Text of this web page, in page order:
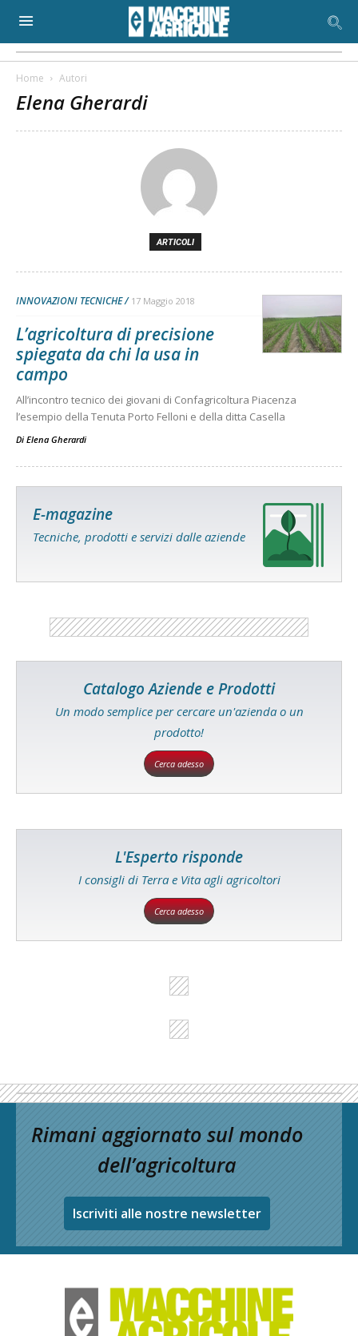
Home Autori
Elena Gherardi
ARTICOLI
INNOVAZIONI TECNICHE 17 Maggio 2018
L’agricoltura di precisione
spiegata da chi la usa in
campo
All’incontro tecnico dei giovani di Confagricoltura Piacenza
l’esempio della Tenuta Porto Felloni e della ditta Casella
Di Elena Gherardi
E-magazine
Tecniche, prodotti e servizi dalle aziende
Catalogo Aziende e Prodotti
Un modo semplice per cercare un'azienda o un
prodotto!
Cerca adesso
L'Esperto risponde
I consigli di Terra e Vita agli agricoltori
Cerca adesso
Rimani aggiornato sul mondo
dell’agricoltura
Iscriviti alle nostre newsletter